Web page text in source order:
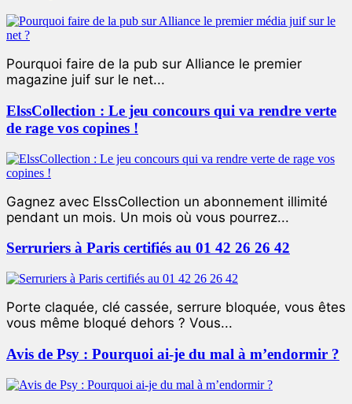
Pourquoi faire de la pub sur Alliance le premier
magazine juif sur le net...
ElssCollection : Le jeu concours qui va rendre verte
de rage vos copines !
Gagnez avec ElssCollection un abonnement illimité
pendant un mois. Un mois où vous pourrez...
Serruriers à Paris certifiés au 01 42 26 26 42
Porte claquée, clé cassée, serrure bloquée, vous êtes
vous même bloqué dehors ? Vous...
Avis de Psy : Pourquoi ai-je du mal à m’endormir ?